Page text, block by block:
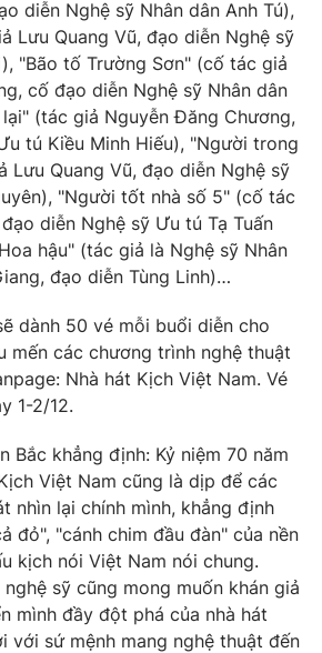
lai
Podcast
Infographic
Shorts video
VTV Thể thao
Bất động sản
Tấm lòng Việt
diễn Nghệ sỹ Nhân dân Anh Tú),
Lưu Quang Vũ, đạo diễn Nghệ sỹ
"Bão tố Trường Sơn" (cố tác giả
cố đạo diễn Nghệ sỹ Nhân dân
(tác giả Nguyễn Đăng Chương,
tú Kiều Minh Hiếu), "Người trong
Lưu Quang Vũ, đạo diễn Nghệ sỹ
"Người tốt nhà số 5" (cố tác
diễn Nghệ sỹ Ưu tú Tạ Tuấn
hậu" (tác giả là Nghệ sỹ Nhân
đạo diễn Tùng Linh)…
dành 50 vé mỗi buổi diễn cho
mến các chương trình nghệ thuật
Nhà hát Kịch Việt Nam. Vé
1-2/12.
Bắc khẳng định: Kỷ niệm 70 năm
Việt Nam cũng là dịp để các
nhìn lại chính mình, khẳng định
đỏ", "cánh chim đầu đàn" của nền
kịch nói Việt Nam nói chung.
sỹ cũng mong muốn khán giả
mình đầy đột phá của nhà hát
với sứ mệnh mang nghệ thuật đến